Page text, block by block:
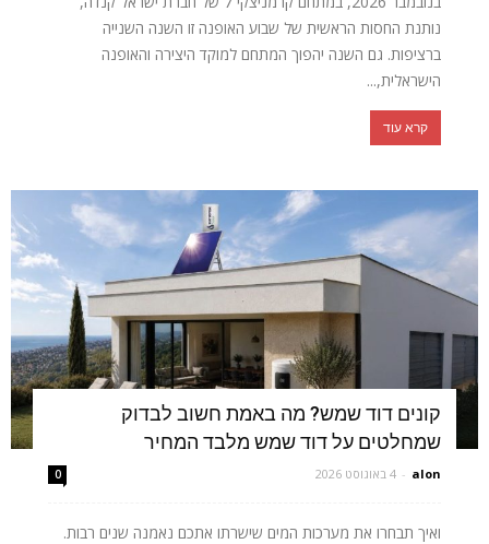
נותנת החסות הראשית של שבוע האופנה זו השנה השנייה
ברציפות. גם השנה יהפוך המתחם למוקד היצירה והאופנה
הישראלית,...
קרא עוד
קונים דוד שמש? מה באמת חשוב לבדוק
שמחלטים על דוד שמש מלבד המחיר
alon
- 4 באוגוסט 2026 0
ואיך תבחרו את מערכות המים שישרתו אתכם נאמנה שנים רבות.